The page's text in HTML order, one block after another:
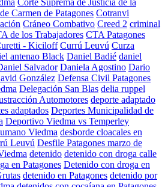
Corte Suprema de Justicia de la
Carmen de Patagones Cotranvi
Cráneo Combativo Creed 2 criminal
de los Trabajadores CTA Patagones
- Kiciloff Currú Leuvú Curza
antenao Black Daniel Badié daniel
Salvador Daniela Agostino Dario
González Defensa Civil Patagones
Delegación San Blas delia ruppel
Automotores deporte adaptado
adaptados Deportes Municipalidad de
Deportivo Viedma vs Temperley
Viedma desborde cloacales en
Leuvú Desfile Patagones marzo de
detenido detenido con droga calle
en Patagones Detenido con droga en
detenido en Patagones detenido por